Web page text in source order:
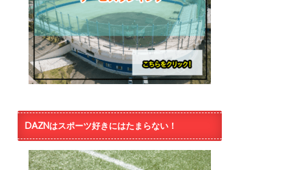
DAZNはスポーツ好きにはたまらない！